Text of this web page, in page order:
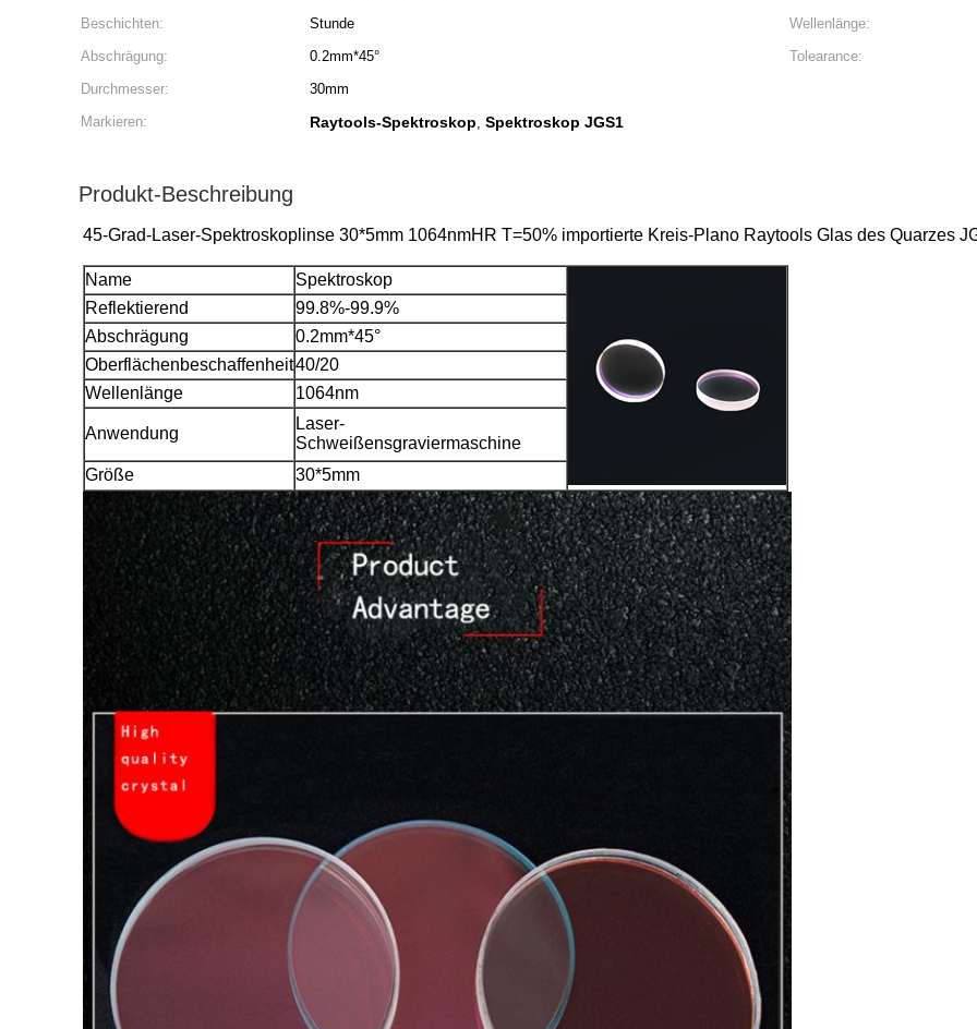
Hinterlass eine Nachricht
Wir rufen Sie bald zurück!
Beschichten:
Stunde
Wellenlänge:
Abschrägung:
0.2mm*45°
Tolearance:
Durchmesser:
30mm
Markieren:
Raytools-Spektroskop, Spektroskop JGS1
Produkt-Beschreibung
45-Grad-Laser-Spektroskoplinse 30*5mm 1064nmHR T=50% importierte Kreis-Plano Raytools Glas des Quarzes
Name
Spektroskop
Reflektierend
99.8%-99.9%
Abschrägung
0.2mm*45°
Oberflächenbeschaffenheit40/20
Wellenlänge
1064nm
Anwendung
Laser-
Schweißensgraviermaschine
Größe
30*5mm